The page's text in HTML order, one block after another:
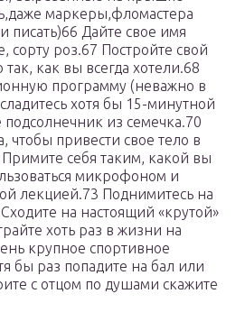
маркеры,фломастера
писать)66 Дайте свое имя
сорту роз.67 Постройте свой
так, как вы всегда хотели.68
программу (неважно в
хотя бы 15-минутной
из семечка.70
чтобы привести свое тело в
себя таким, какой вы
микрофоном и
лекцией.73 Поднимитесь на
на настоящий «крутой»
хоть раз в жизни на
крупное спортивное
бы раз попадите на бал или
с отцом по душами скажите